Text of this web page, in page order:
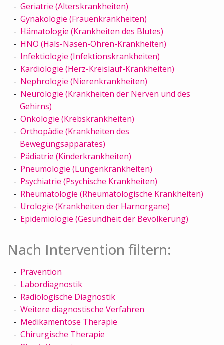
Geriatrie (Alterskrankheiten)
Gynäkologie (Frauenkrankheiten)
Hämatologie (Krankheiten des Blutes)
HNO (Hals-Nasen-Ohren-Krankheiten)
Infektiologie (Infektionskrankheiten)
Kardiologie (Herz-Kreislauf-Krankheiten)
Nephrologie (Nierenkrankheiten)
Neurologie (Krankheiten der Nerven und des
Gehirns)
Onkologie (Krebskrankheiten)
Orthopädie (Krankheiten des
Bewegungsapparates)
Pädiatrie (Kinderkrankheiten)
Pneumologie (Lungenkrankheiten)
Psychiatrie (Psychische Krankheiten)
Rheumatologie (Rheumatologische Krankheiten)
Urologie (Krankheiten der Harnorgane)
Epidemiologie (Gesundheit der Bevölkerung)
Nach Intervention filtern:
Prävention
Labordiagnostik
Radiologische Diagnostik
Weitere diagnostische Verfahren
Medikamentöse Therapie
Chirurgische Therapie